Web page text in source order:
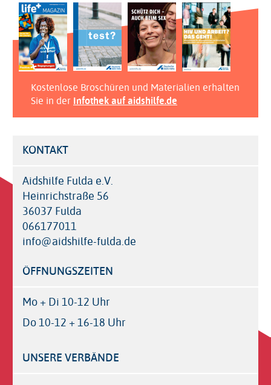
Kostenlose Broschüren und Materialien erhalten
Sie in der Infothek auf aidshilfe.de
KONTAKT
Aidshilfe Fulda e.V.
Heinrichstraße 56
36037 Fulda
066177011
info@aidshilfe-fulda.de
ÖFFNUNGSZEITEN
Mo + Di 10-12 Uhr
Do 10-12 + 16-18 Uhr
UNSERE VERBÄNDE